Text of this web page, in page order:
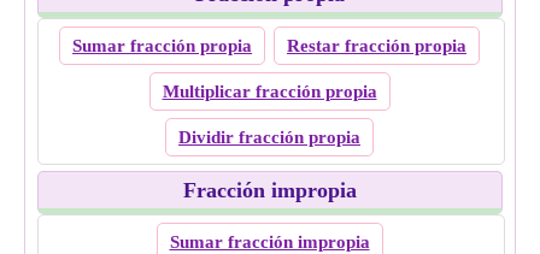
Sumar fracción propia Restar fracción propia
Multiplicar fracción propia
Dividir fracción propia
Fracción impropia
Sumar fracción impropia